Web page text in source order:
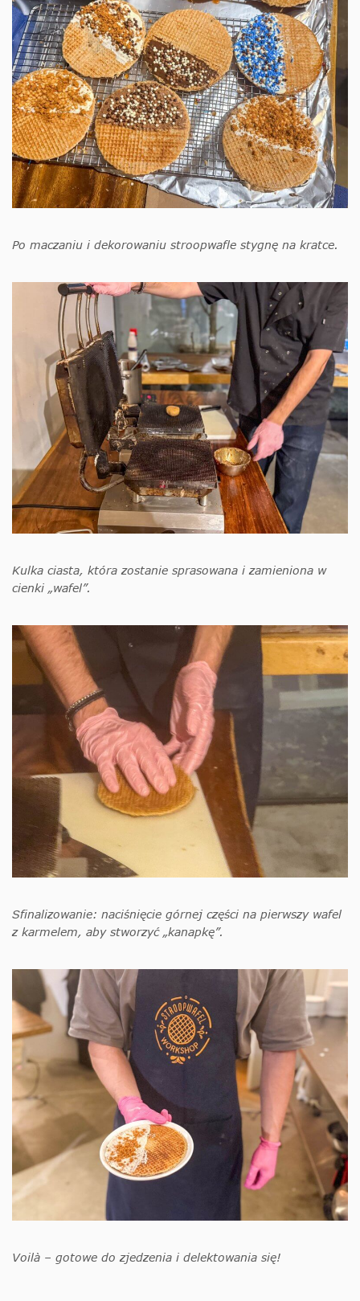
Po maczaniu i dekorowaniu stroopwafle stygnę na kratce.
Kulka ciasta, która zostanie sprasowana i zamieniona w
cienki „wafel”.
Sfinalizowanie: naciśnięcie górnej części na pierwszy wafel
z karmelem, aby stworzyć „kanapkę”.
Voilà – gotowe do zjedzenia i delektowania się!